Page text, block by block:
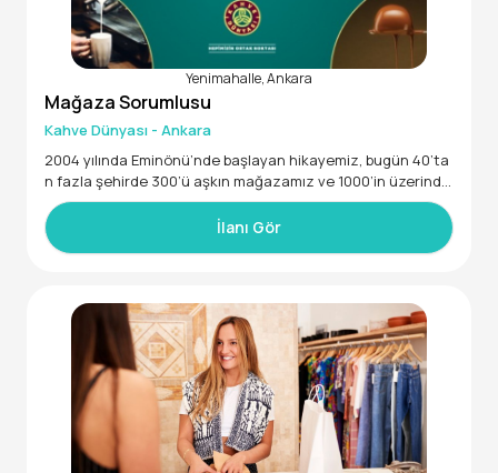
Yenimahalle, Ankara
Mağaza Sorumlusu
Kahve Dünyası - Ankara
2004 yılında Eminönü’nde başlayan hikayemiz, bugün 40’ta
n fazla şehirde 300’ü aşkın mağazamız ve 1000’in üzerinde
satış noktamızla Türkiye’nin en geniş coğrafi yayılıma sahip
kahve zinciri olmamızı sağladı. Türkiye’nin yanı sıra İngilter
e, Romanya, Kuzey Kıbrıs Türk Cumhuriyeti, Birleşik Arap Emi
Kahve Dünyası Ankara Mağazaları İçin Mağaza Sorumlusu
Arıyor!
Perakende ve yiyecek-içecek sektöründe yöneticilik deney
imine sahip, ekip yönetimi ve operasyon süreçlerinde kariye
İlanı Gör